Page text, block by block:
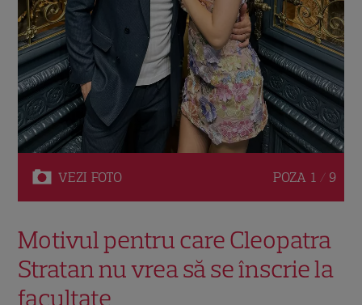
VEZI FOTO POZA 1 / 9
Motivul pentru care Cleopatra
Stratan nu vrea să se înscrie la
facultate